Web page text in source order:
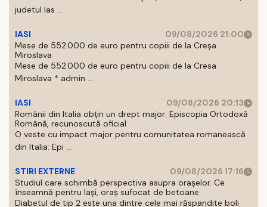
judetul Ias ...
IASI
09/08/2026 21:00
Mese de 552.000 de euro pentru copiii de la Creșa
Miroslava
Mese de 552.000 de euro pentru copiii de la Cresa
Miroslava * admin ...
IASI
09/08/2026 20:13
Românii din Italia obțin un drept major: Episcopia Ortodoxă
Română, recunoscută oficial
O veste cu impact major pentru comunitatea romanească
din Italia: Epi ...
STIRI EXTERNE
09/08/2026 17:16
Studiul care schimbă perspectiva asupra orașelor. Ce
înseamnă pentru Iași, oraș sufocat de betoane
Diabetul de tip 2 este una dintre cele mai răspandite boli